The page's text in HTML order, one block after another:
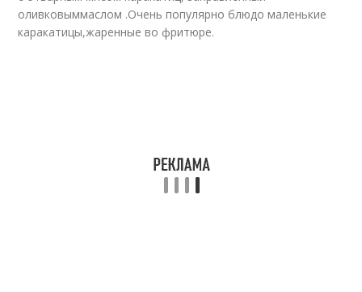
оливковыммаслом .Очень популярно блюдо маленькие
каракатицы,жаренные во фритюре.